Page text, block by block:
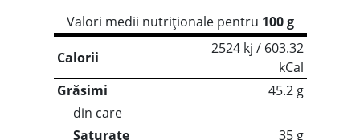
Valori medii nutriționale pentru 100 g
Calorii
2524 kj / 603.32
kCal
Grăsimi
45.2 g
din care
Saturate
35 g